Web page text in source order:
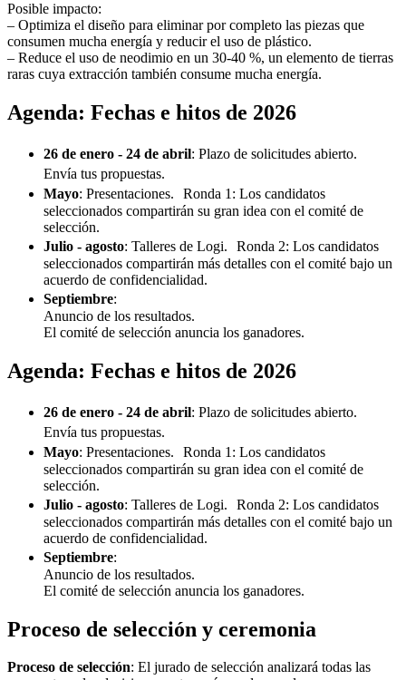
Posible impacto:
– Optimiza el diseño para eliminar por completo las piezas que
consumen mucha energía y reducir el uso de plástico.
– Reduce el uso de neodimio en un 30-40 %, un elemento de tierras
raras cuya extracción también consume mucha energía.
Agenda: Fechas e hitos de 2026
26 de enero - 24 de abril: Plazo de solicitudes abierto.
Envía tus propuestas.
Mayo: Presentaciones. Ronda 1: Los candidatos
seleccionados compartirán su gran idea con el comité de
selección.
Julio - agosto: Talleres de Logi. Ronda 2: Los candidatos
seleccionados compartirán más detalles con el comité bajo un
acuerdo de confidencialidad.
Septiembre:
Anuncio de los resultados.
El comité de selección anuncia los ganadores.
Agenda: Fechas e hitos de 2026
26 de enero - 24 de abril: Plazo de solicitudes abierto.
Envía tus propuestas.
Mayo: Presentaciones. Ronda 1: Los candidatos
seleccionados compartirán su gran idea con el comité de
selección.
Julio - agosto: Talleres de Logi. Ronda 2: Los candidatos
seleccionados compartirán más detalles con el comité bajo un
acuerdo de confidencialidad.
Septiembre:
Anuncio de los resultados.
El comité de selección anuncia los ganadores.
Proceso de selección y ceremonia
Proceso de selección: El jurado de selección analizará todas las